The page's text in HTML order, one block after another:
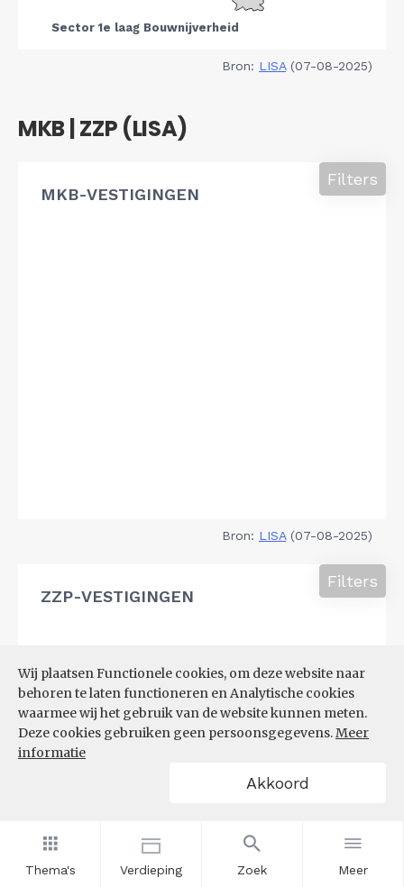
Thema's Verdieping Zoek Meer
Wij plaatsen Functionele cookies, om deze website naar
behoren te laten functioneren en Analytische cookies
waarmee wij het gebruik van de website kunnen meten.
Deze cookies gebruiken geen persoonsgegevens.Meer
informatie
Akkoord
Bron: LISA(07-08-2025)
MKB | ZZP (LISA)
MKB-VESTIGINGEN
Filters
Bron: LISA(07-08-2025)
ZZP-VESTIGINGEN
Filters